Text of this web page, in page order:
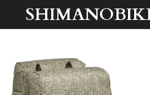
hoofdinhoud